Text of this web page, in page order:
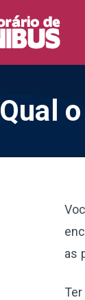
Qual
as